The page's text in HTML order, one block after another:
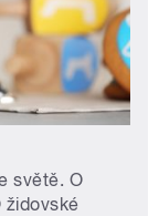
světě. O
židovské